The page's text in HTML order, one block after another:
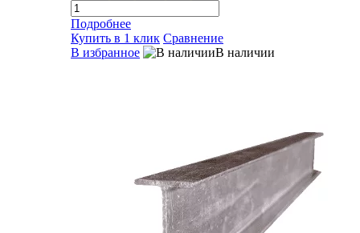
Подробнее
Купить в 1 клик Сравнение
В избранное
В наличии